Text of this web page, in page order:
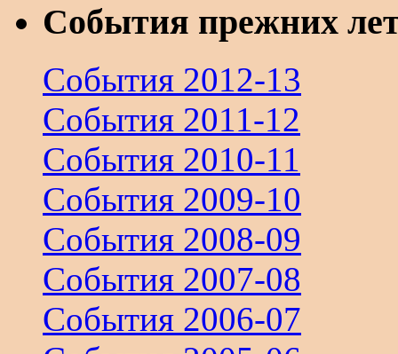
События прежних
События 2012-13
События 2011-12
События 2010-11
События 2009-10
События 2008-09
События 2007-08
События 2006-07